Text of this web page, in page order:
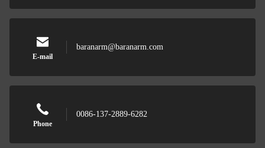
E-mail
baranarm@baranarm.com
Phone
0086-137-2889-6282